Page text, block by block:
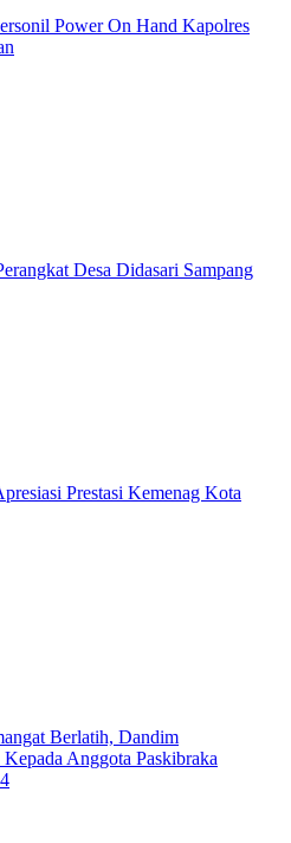
Power On Hand Kapolres
Desa Didasari Sampang
Prestasi Kemenag Kota
Berlatih, Dandim
Anggota Paskibraka